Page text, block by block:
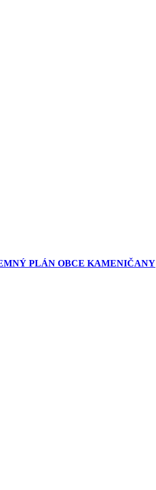
PLÁN OBCE KAMENIČANY